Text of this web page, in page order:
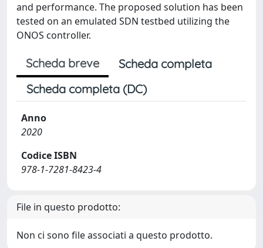
and performance. The proposed solution has been
tested on an emulated SDN testbed utilizing the
ONOS controller.
Scheda breve
Scheda completa
Scheda completa (DC)
Anno
2020
Codice ISBN
978-1-7281-8423-4
File in questo prodotto:
Non ci sono file associati a questo prodotto.